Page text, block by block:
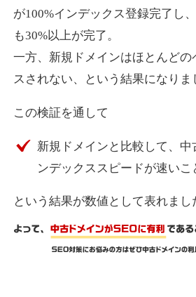
詳細を見る
詳細を見る
express-soft.com
DA38 外部リンク数
10,800円 入札 0件
fukuoka-
が100%インデックス登録完了し
も30%以上が完了。
一方、新規ドメインはほとんどの
スされない、という結果になりま
この検証を通して
新規ドメインと比較して、中
ンデックススピードが速いこ
という結果が数値として表れまし